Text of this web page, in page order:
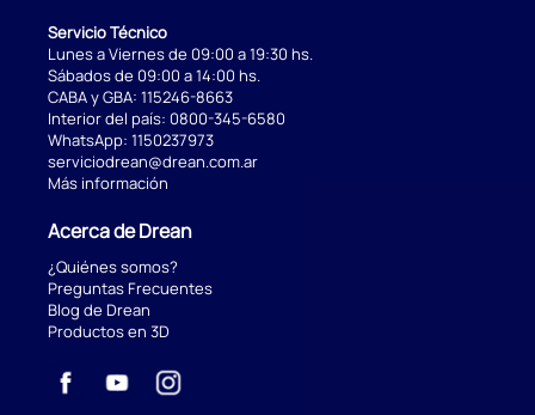
Servicio Técnico
Lunes a Viernes de 09:00 a 19:30 hs.
Sábados de 09:00 a 14:00 hs.
CABA y GBA: 115246-8663
Interior del país: 0800-345-6580
WhatsApp: 1150237973
serviciodrean@drean.com.ar
Más información
Acerca de Drean
¿Quiénes somos?
Preguntas Frecuentes
Blog de Drean
Productos en 3D